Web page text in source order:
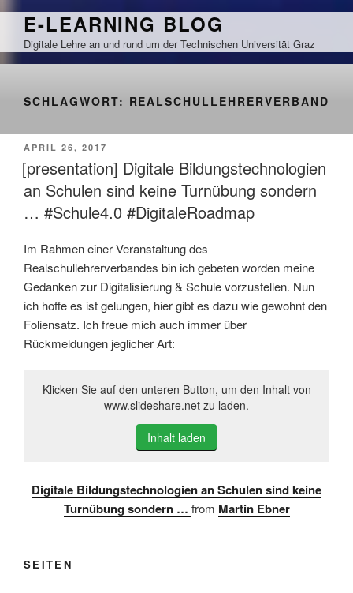
Zum
springen
E-LEARNING BLOG
Digitale Lehre an und rund um der Technischen Universität Graz
SCHLAGWORT: REALSCHULLEHRERVERBAND
VERÖFFENTLICHT
AM
APRIL 26, 2017
[presentation] Digitale Bildungstechnologien
an Schulen sind keine Turnübung sondern
… #Schule4.0 #DigitaleRoadmap
Im Rahmen einer Veranstaltung des
Realschullehrerverbandes bin ich gebeten worden meine
Gedanken zur Digitalisierung & Schule vorzustellen. Nun
ich hoffe es ist gelungen, hier gibt es dazu wie gewohnt den
Foliensatz. Ich freue mich auch immer über
Rückmeldungen jeglicher Art:
Klicken Sie auf den unteren Button, um den Inhalt von
www.slideshare.net zu laden.
Inhalt laden
Digitale Bildungstechnologien an Schulen sind keine
Turnübung sondern … from Martin Ebner
SEITEN